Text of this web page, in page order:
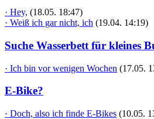
· Hey, (18.05. 18:47)
· Weiß ich gar nicht, ich (19.04. 14:19)
Suche Wasserbett für kleines
· Ich bin vor wenigen Wochen (17.05.
E-Bike?
· Doch, also ich finde E-Bikes (10.05.